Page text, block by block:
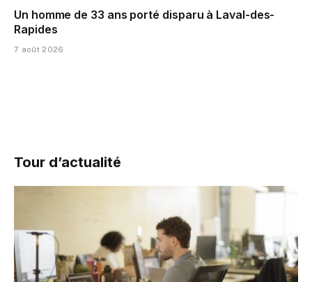
Un homme de 33 ans porté disparu à Laval-des-
Rapides
7 août 2026
Tour d’actualité